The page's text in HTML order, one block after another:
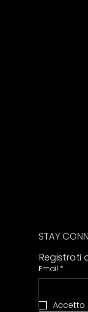
STAY
Registrati
Email *
Accetto